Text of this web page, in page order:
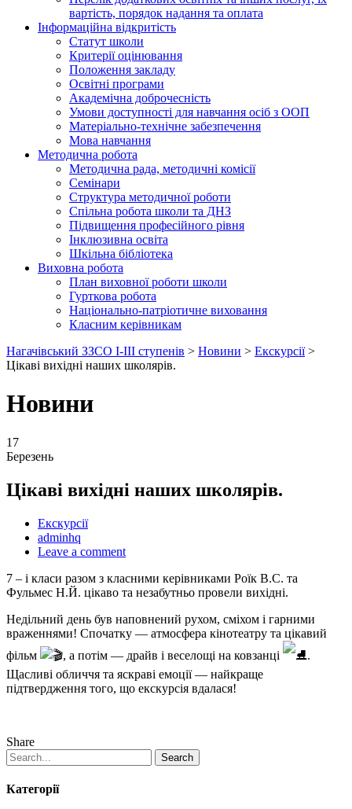
вартість, порядок надання та оплата
Інформаційна відкритість
Статут школи
Критерії оцінювання
Положення закладу
Освітні програми
Академічна доброчесність
Умови доступності для навчання осіб з ООП
Матеріально-технічне забезпечення
Мова навчання
Методична робота
Методична рада, методичні комісії
Семінари
Структура методичної роботи
Спільна робота школи та ДНЗ
Підвищення професійного рівня
Інклюзивна освіта
Шкільна бібліотека
Виховна робота
План виховної роботи школи
Гурткова робота
Національно-патріотичне виховання
Класним керівникам
Нагачівський ЗЗСО І-ІІІ ступенів > Новини > Екскурсії>
Цікаві вихідні наших школярів.
Новини
17
Березень
Цікаві вихідні наших школярів.
Екскурсії
Author
adminhq
Leave a comment
7 – і класи разом з класними керівниками Роїк В.С. та
Фульмес Н.Й. цікаво та незабутньо провели вихідні.
Недільний день був наповнений рухом, сміхом і гарними
враженнями! Спочатку — атмосфера кінотеатру та цікавий
фільм
, а потім — драйв і веселощі на ковзанці
.
Щасливі обличчя та яскраві емоції — найкраще
підтвердження того, що екскурсія вдалася!
Share
Search
Категорії